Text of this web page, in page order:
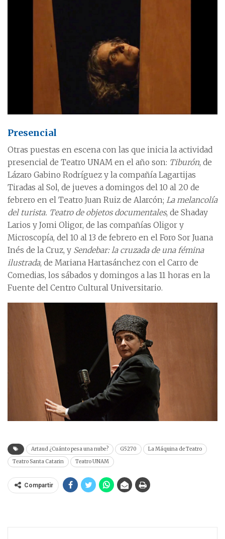
Presencial
Otras puestas en escena con las que inicia la actividad
presencial de Teatro UNAM en el año son: Tiburón, de
Lázaro Gabino Rodríguez y la compañía Lagartijas
Tiradas al Sol, de jueves a domingos del 10 al 20 de
febrero en el Teatro Juan Ruiz de Alarcón; La melancolía
del turista. Teatro de objetos documentales, de Shaday
Larios y Jomi Oligor, de las compañías Oligor y
Microscopía, del 10 al 13 de febrero en el Foro Sor Juana
Inés de la Cruz, y Sendebar: la cruzada de una fémina
ilustrada, de Mariana Hartasánchez con el Carro de
Comedias, los sábados y domingos a las 11 horas en la
Fuente del Centro Cultural Universitario.
Artaud ¿Cuánto pesa una nube? G5270
La Máquina de Teatro
Teatro Santa Catarin
Teatro UNAM
Compartir